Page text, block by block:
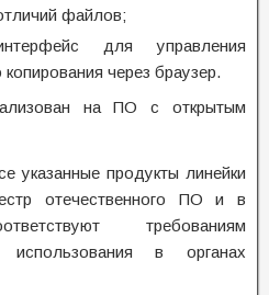
файлов;
для управления
через браузер.
на ПО с открытым
указанные продукты линейки
отечественного ПО и в
требованиям
использования в органах